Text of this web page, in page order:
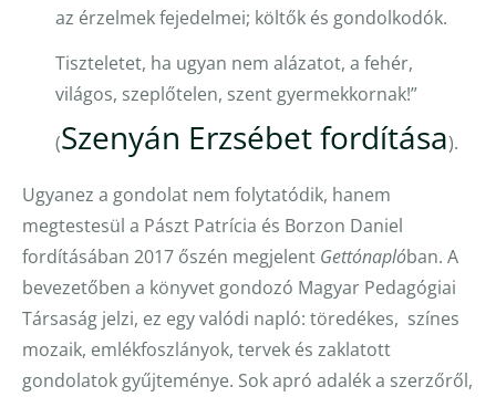
az érzelmek fejedelmei; költők és gondolkodók.
Tiszteletet, ha ugyan nem alázatot, a fehér,
világos, szeplőtelen, szent gyermekkornak!”
(Szenyán Erzsébet fordítása).
Ugyanez a gondolat nem folytatódik, hanem
megtestesül a Pászt Patrícia és Borzon Daniel
fordításában 2017 őszén megjelent Gettónaplóban. A
bevezetőben a könyvet gondozó Magyar Pedagógiai
Társaság jelzi, ez egy valódi napló: töredékes, színes
mozaik, emlékfoszlányok, tervek és zaklatott
gondolatok gyűjteménye. Sok apró adalék a szerzőről,